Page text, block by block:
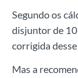
Segundo os
disjuntor de
corrigida
Mas a